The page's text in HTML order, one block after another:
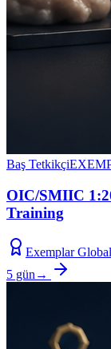
Baş Tetkikçi
OIC/SMIIC
Training
Exemplar
5 gün →